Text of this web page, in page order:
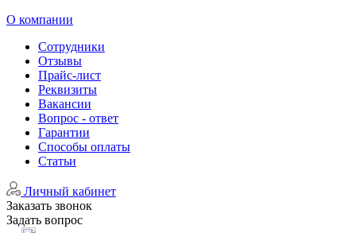
О компании
Сотрудники
Отзывы
Прайс-лист
Реквизиты
Вакансии
Вопрос - ответ
Гарантии
Способы оплаты
Статьи
Личный кабинет
Заказать звонок
Задать вопрос